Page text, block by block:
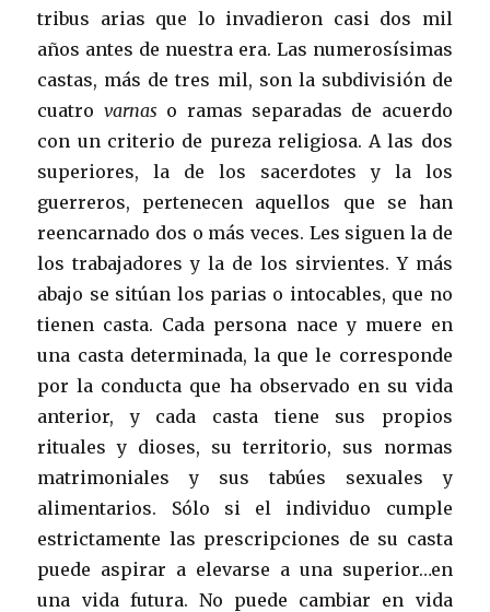
tribus arias que lo invadieron casi dos mil
años antes de nuestra era. Las numerosísimas
castas, más de tres mil, son la subdivisión de
cuatro varnas o ramas separadas de acuerdo
con un criterio de pureza religiosa. A las dos
superiores, la de los sacerdotes y la los
guerreros, pertenecen aquellos que se han
reencarnado dos o más veces. Les siguen la de
los trabajadores y la de los sirvientes. Y más
abajo se sitúan los parias o intocables, que no
tienen casta. Cada persona nace y muere en
una casta determinada, la que le corresponde
por la conducta que ha observado en su vida
anterior, y cada casta tiene sus propios
rituales y dioses, su territorio, sus normas
matrimoniales y sus tabúes sexuales y
alimentarios. Sólo si el individuo cumple
estrictamente las prescripciones de su casta
puede aspirar a elevarse a una superior…en
una vida futura. No puede cambiar en vida